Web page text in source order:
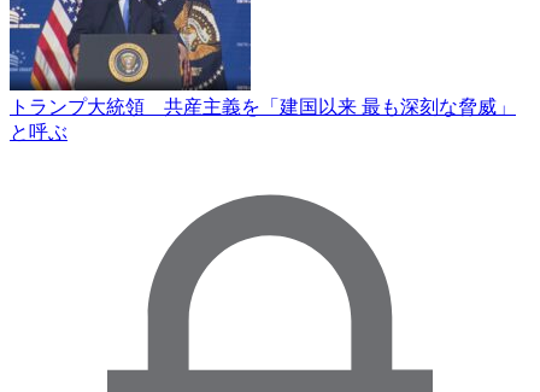
トランプ大統領 共産主義を「建国以来 最も深刻な脅威」
と呼ぶ